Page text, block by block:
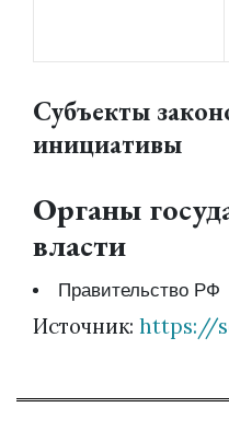
Субъекты
инициативы
Органы
власти
Правительство РФ
Источник: https://